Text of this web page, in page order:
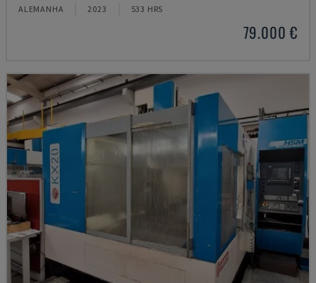
ALEMANHA 2023 533 HRS
79.000 €